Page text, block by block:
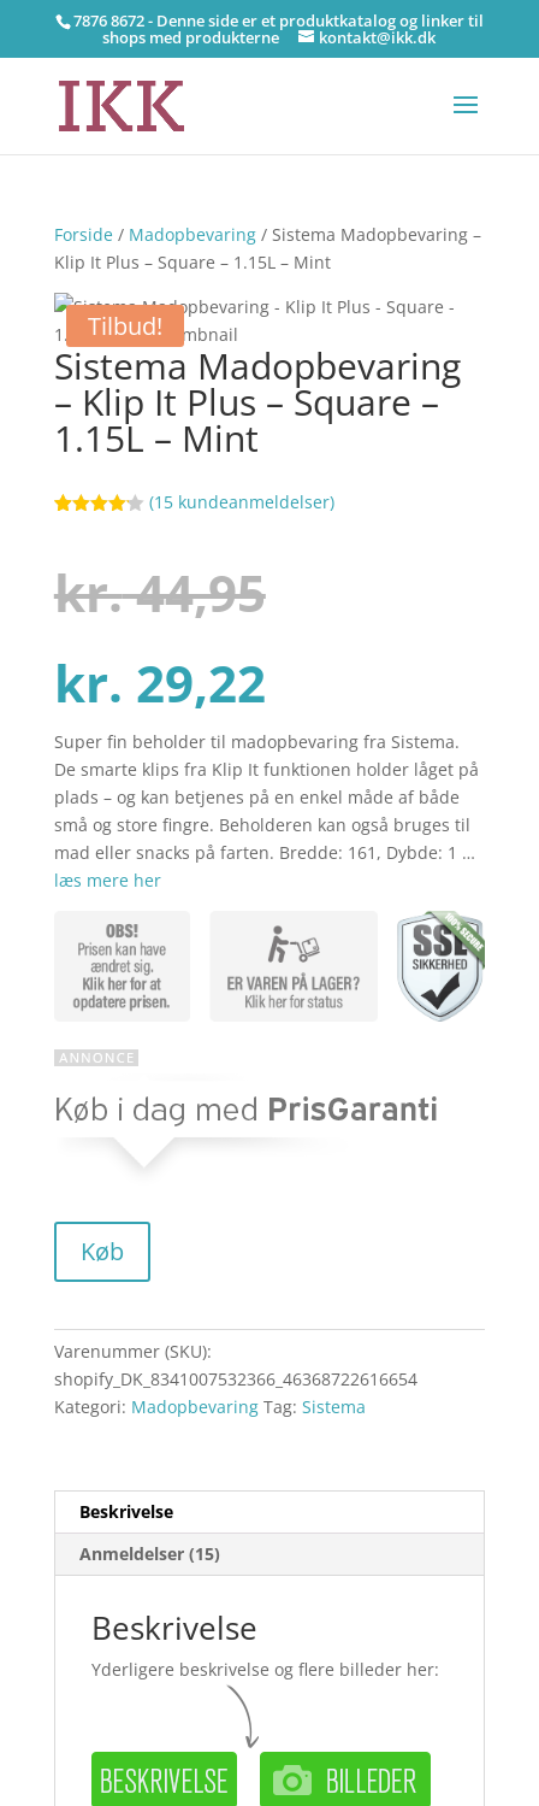
7876 8672 - Denne side er et produktkatalog og linker til
shops med produkterne kontakt@ikk.dk
Forside/ Madopbevaring/ Sistema Madopbevaring –
Klip It Plus – Square – 1.15L – Mint
Tilbud!
Sistema Madopbevaring
– Klip It Plus – Square –
1.15L – Mint
baseret
på
kundebedø
(15 kundeanmeldelser)
kr.44,95
pris
var:
kr. 44,95.
kr. 29,22Den
aktuelle
pris
er:
kr. 29,22.
Super fin beholder til madopbevaring fra Sistema.
De smarte klips fra Klip It funktionen holder låget på
plads – og kan betjenes på en enkel måde af både
små og store fingre. Beholderen kan også bruges til
mad eller snacks på farten. Bredde: 161, Dybde: 1 …
læs mere her
Køb
Varenummer (SKU):
shopify_DK_8341007532366_46368722616654
Kategori: Madopbevaring Tag: Sistema
Beskrivelse
Anmeldelser (15)
Beskrivelse
Yderligere beskrivelse og flere billeder her: